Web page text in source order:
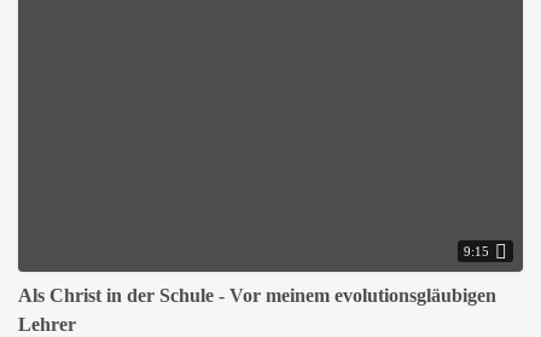
9:15
Als Christ in der Schule - Vor meinem evolutionsgläubigen
Lehrer